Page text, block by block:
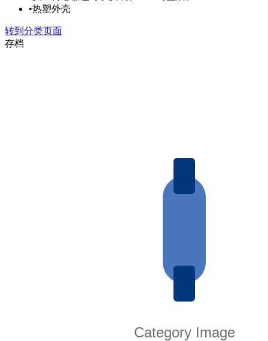
•热塑外壳
转到分类页面
存档